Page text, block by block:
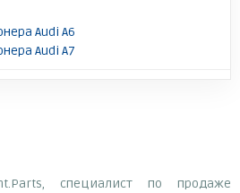
Audi A6
Audi A7
специалист по продаже